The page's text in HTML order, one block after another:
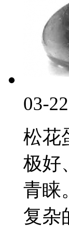
03-
松花
极好
青睐
复杂